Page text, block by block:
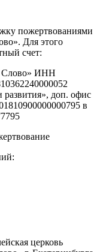
пожертвованиями
Для этого
счет:
Слово» ИНН
доп. офис
в
церковь